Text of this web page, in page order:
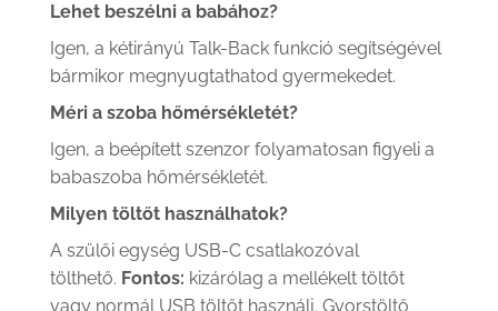
Lehet beszélni a babához?
Igen, a kétirányú Talk-Back funkció segítségével
bármikor megnyugtathatod gyermekedet.
Méri a szoba hőmérsékletét?
Igen, a beépített szenzor folyamatosan figyeli a
babaszoba hőmérsékletét.
Milyen töltőt használhatok?
A szülői egység USB-C csatlakozóval
tölthető. Fontos: kizárólag a mellékelt töltőt
vagy normál USB töltőt használj. Gyorstöltő